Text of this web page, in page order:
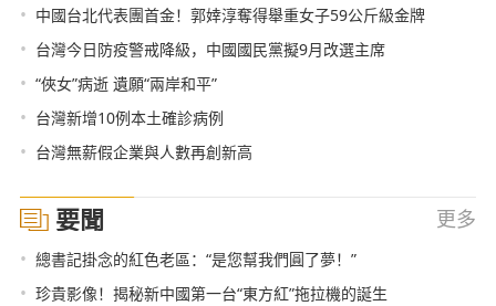
• 中國台北代表團首金！郭婞淳奪得舉重女子59公斤級金牌
• 台灣今日防疫警戒降級，中國國民黨擬9月改選主席
• “俠女”病逝 遺願“兩岸和平”
• 台灣新增10例本土確診病例
• 台灣無薪假企業與人數再創新高
要聞 更多
• 總書記掛念的紅色老區：“是您幫我們圓了夢！”
• 珍貴影像！揭秘新中國第一台“東方紅”拖拉機的誕生